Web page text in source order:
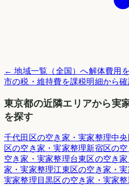
← 地域一覧（全国）へ解体費用
市の税・維持費を課税明細から
東京都の近隣エリアから実
を探す
千代田区の空き家・実家整理中央
区の空き家・実家整理新宿区の
空き家・実家整理台東区の空き
家・実家整理江東区の空き家・
実家整理 目黒区の空き家・実家整